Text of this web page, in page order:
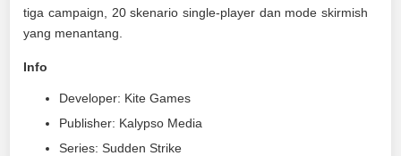
tiga campaign, 20 skenario single-player dan mode skirmish
yang menantang.
Info
Developer: Kite Games
Publisher: Kalypso Media
Series: Sudden Strike